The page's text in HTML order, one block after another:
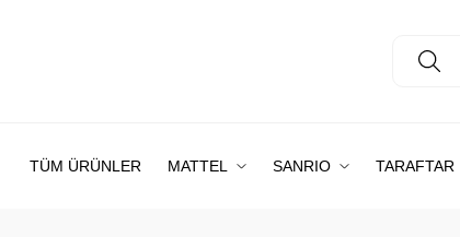
TÜM ÜRÜNLER MATTEL SANRIO TARAFTAR